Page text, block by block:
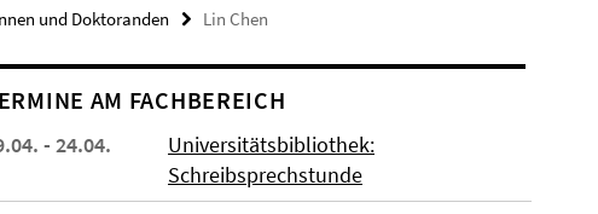
und Doktoranden Lin Chen
AM FACHBEREICH
- 24.04.
Universitätsbibliothek:
Schreibsprechstunde